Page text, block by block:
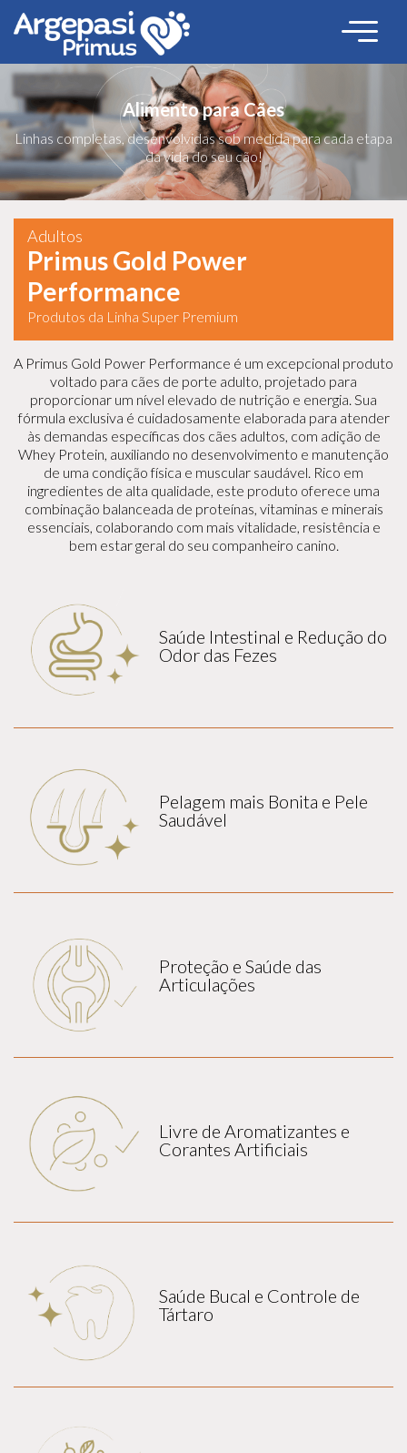
Alimento para Cães
Linhas completas, desenvolvidas sob medida para cada etapa
da vida do seu cão!
Adultos
Primus Gold Power
Performance
Produtos da Linha Super Premium
A Primus Gold Power Performance é um excepcional produto
voltado para cães de porte adulto, projetado para
proporcionar um nível elevado de nutrição e energia. Sua
fórmula exclusiva é cuidadosamente elaborada para atender
às demandas específicas dos cães adultos, com adição de
Whey Protein, auxiliando no desenvolvimento e manutenção
de uma condição física e muscular saudável. Rico em
ingredientes de alta qualidade, este produto oferece uma
combinação balanceada de proteínas, vitaminas e minerais
essenciais, colaborando com mais vitalidade, resistência e
bem estar geral do seu companheiro canino.
Saúde Intestinal e Redução do
Odor das Fezes
Pelagem mais Bonita e Pele
Saudável
Proteção e Saúde das
Articulações
Livre de Aromatizantes e
Corantes Artificiais
Saúde Bucal e Controle de
Tártaro